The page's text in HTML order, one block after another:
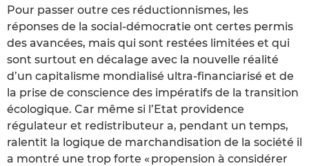
Pour passer outre ces réductionnismes, les
réponses de la social-démocratie ont certes permis
des avancées, mais qui sont restées limitées et qui
sont surtout en décalage avec la nouvelle réalité
d’un capitalisme mondialisé ultra-financiarisé et de
la prise de conscience des impératifs de la transition
écologique. Car même si l’Etat providence
régulateur et redistributeur a, pendant un temps,
ralentit la logique de marchandisation de la société il
a montré une trop forte « propension à considérer